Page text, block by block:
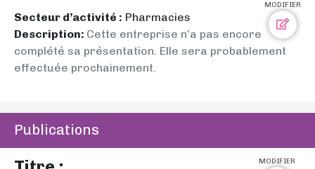
MODIFIER
Secteur d’activité : Pharmacies
Description: Cette entreprise n’a pas encore
complété sa présentation. Elle sera probablement
effectuée prochainement.
Publications
MODIFIER